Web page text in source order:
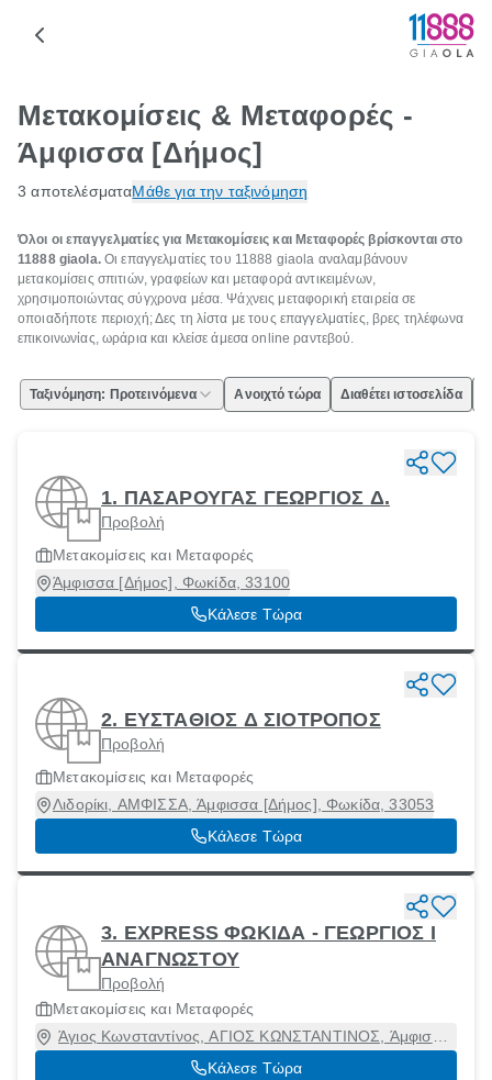
Μετακομίσεις & Μεταφορές -
Άμφισσα [Δήμος]
3 αποτελέσματαΜάθε για την ταξινόμηση
Όλοι οι επαγγελματίες για Μετακομίσεις και Μεταφορές βρίσκονται στο
11888 giaola.Οι επαγγελματίες του 11888 giaola αναλαμβάνουν
μετακομίσεις σπιτιών, γραφείων και μεταφορά αντικειμένων,
χρησιμοποιώντας σύγχρονα μέσα. Ψάχνεις μεταφορική εταιρεία σε
οποιαδήποτε περιοχή; Δες τη λίστα με τους επαγγελματίες, βρες τηλέφωνα
επικοινωνίας, ωράρια και κλείσε άμεσα online ραντεβού.
Ταξινόμηση: Προτεινόμενα Ανοιχτό τώρα Διαθέτει ιστοσελίδα
1. ΠΑΣΑΡΟΥΓΑΣ ΓΕΩΡΓΙΟΣ Δ.
Προβολή
Μετακομίσεις και Μεταφορές
Άμφισσα [Δήμος], Φωκίδα, 33100
Κάλεσε Τώρα
2. ΕΥΣΤΑΘΙΟΣ Δ ΣΙΟΤΡΟΠΟΣ
Προβολή
Μετακομίσεις και Μεταφορές
Λιδορίκι, ΑΜΦΙΣΣΑ, Άμφισσα [Δήμος], Φωκίδα, 33053
Κάλεσε Τώρα
3. EXPRESS ΦΩΚΙΔΑ - ΓΕΩΡΓΙΟΣ Ι
ΑΝΑΓΝΩΣΤΟΥ
Προβολή
Μετακομίσεις και Μεταφορές
Άγιος Κωνσταντίνος, ΑΓΙΟΣ ΚΩΝΣΤΑΝΤΙΝΟΣ, Άμφισσα
[Δήμος], Φωκίδα, 33100
Κάλεσε Τώρα